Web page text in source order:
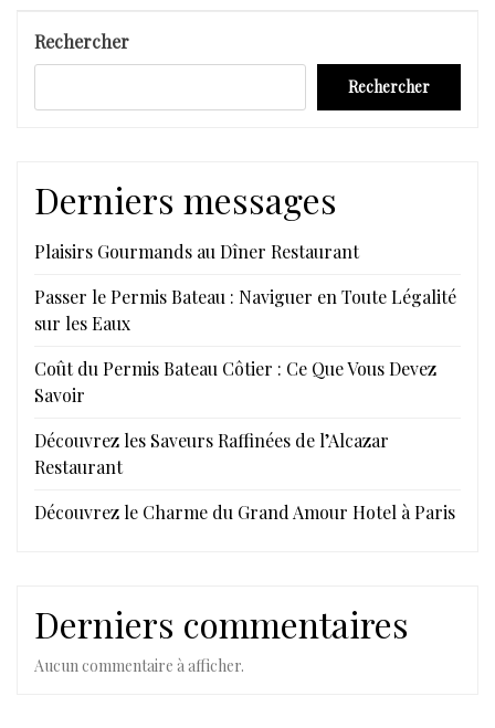
Rechercher
Rechercher
Derniers messages
Plaisirs Gourmands au Dîner Restaurant
Passer le Permis Bateau : Naviguer en Toute Légalité
sur les Eaux
Coût du Permis Bateau Côtier : Ce Que Vous Devez
Savoir
Découvrez les Saveurs Raffinées de l’Alcazar
Restaurant
Découvrez le Charme du Grand Amour Hotel à Paris
Derniers commentaires
Aucun commentaire à afficher.